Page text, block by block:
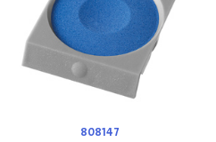
808147